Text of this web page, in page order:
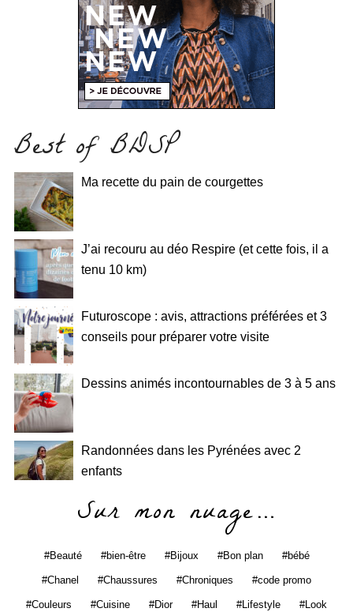
Best of BDSP
Ma recette du pain de courgettes
J’ai recouru au déo Respire (et cette fois, il a
tenu 10 km)
Futuroscope : avis, attractions préférées et 3
conseils pour préparer votre visite
Dessins animés incontournables de 3 à 5 ans
Randonnées dans les Pyrénées avec 2
enfants
Sur mon nuage…
Beauté bien-être Bijoux Bon plan bébé
Chanel Chaussures Chroniques code promo
Couleurs Cuisine Dior Haul Lifestyle Look